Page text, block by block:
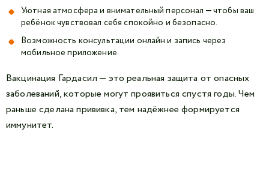
Уютная атмосфера и внимательный персонал — чтобы ваш
ребёнок чувствовал себя спокойно и безопасно.
Возможность консультации онлайн и запись через
мобильное приложение.
Вакцинация Гардасил — это реальная защита от опасных
заболеваний, которые могут проявиться спустя годы. Чем
раньше сделана прививка, тем надёжнее формируется
иммунитет.